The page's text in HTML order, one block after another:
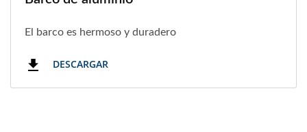
El barco es hermoso y duradero
DESCARGAR